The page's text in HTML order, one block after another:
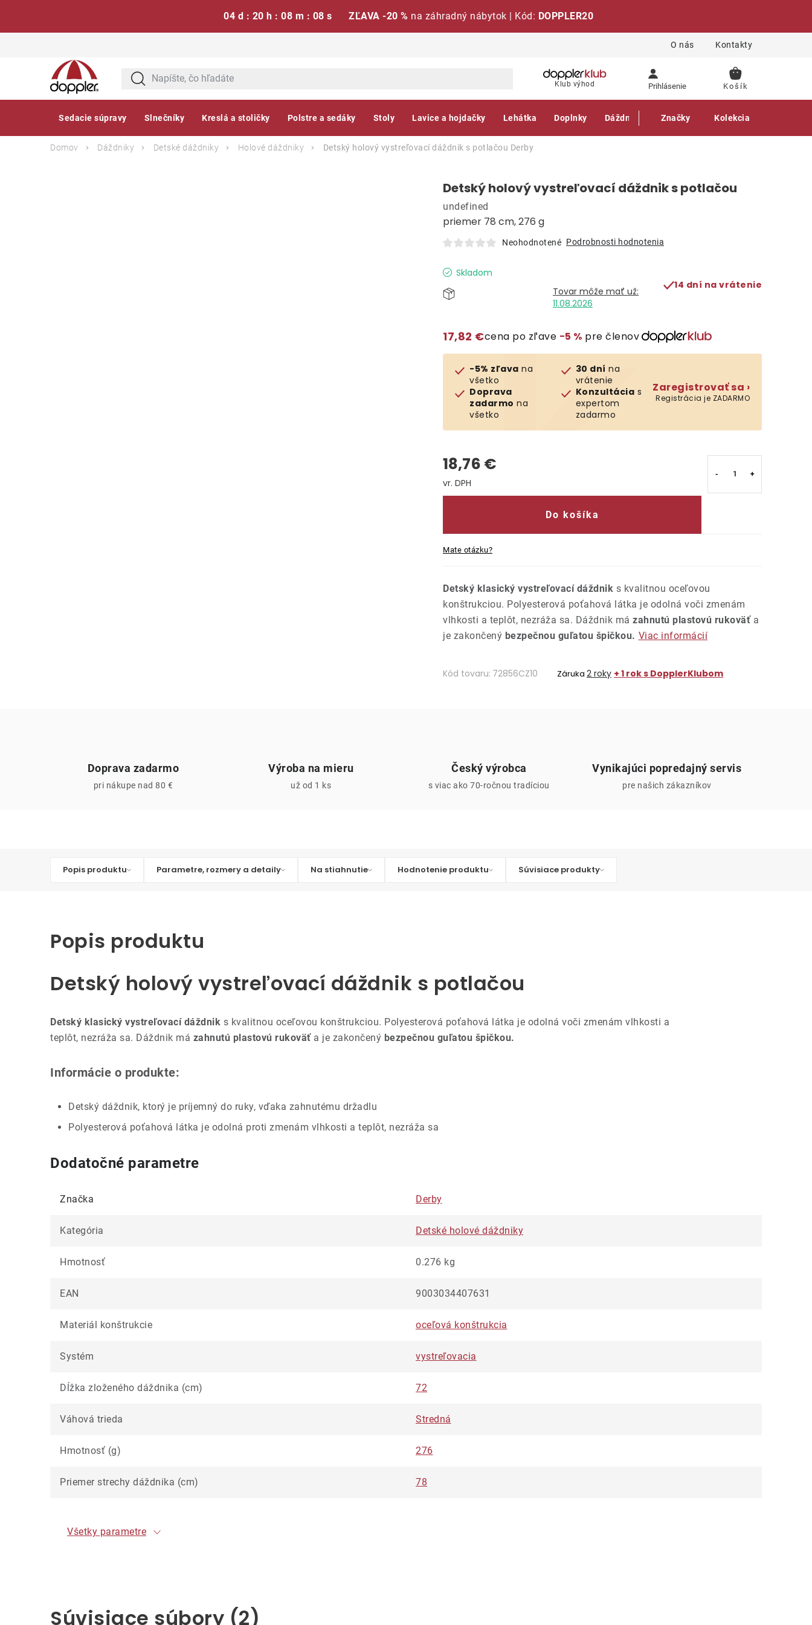
04 d : 20 h : 08 m : 07 s ZĽAVA -20 % na záhradný nábytok | Kód: DOPPLER20
O nás Kontakty
Klub výhod Prihlásenie
NÁKUPNÝ
Sedacie súpravy Slnečníky Kreslá a stoličky Polstre a sedáky Stoly Lavice a hojdačky Lehátka Doplnky Dáždniky Gastro produkty
Značky Kolekcia
Domov Dáždniky Detské dáždniky Holové dáždniky Detský holový vystreľovací dáždnik s potlačou Derby
Detský holový vystreľovací dáždnik s potlačou
priemer 78 cm, 276 g
undefined
Neohodnotené Podrobnosti hodnotenia
Skladom
11.08.2026
14 dní na vrátenie
17,82 €cena po zľave −5 % pre členov
-5% zľava na
všetko
Doprava
zadarmo na
všetko
30 dní na
vrátenie
Konzultácia s
expertom
zadarmo
Zaregistrovať sa ›
Registrácia je ZADARMO
18,76 €
Jednotková cena:
Do košíka
Mate otázku?
Detský klasický vystreľovací dáždnik s kvalitnou oceľovou
konštrukciou. Polyesterová poťahová látka je odolná voči zmenám
vlhkosti a teplôt, nezráža sa. Dáždnik má zahnutú plastovú rukoväťa
je zakončený bezpečnou guľatou špičkou. Viac informácií
Kód tovaru: 72856CZ10 Záruka 2 roky + 1 rok s DopplerKlubom
Doprava zadarmo
pri nákupe nad 80 €
Výroba na mieru
už od 1 ks
Český výrobca
s viac ako 70-ročnou tradíciou
Vynikajúci popredajný servis
pre našich zákazníkov
Popis produktu Parametre, rozmery a detaily Na stiahnutie Hodnotenie produktu Súvisiace produkty
Popis produktu
Detský holový vystreľovací dáždnik s potlačou
Detský klasický vystreľovací dáždnik s kvalitnou oceľovou konštrukciou. Polyesterová poťahová látka je odolná voči zmenám vlhkosti a
teplôt, nezráža sa. Dáždnik má zahnutú plastovú rukoväťa je zakončený bezpečnou guľatou špičkou.
Informácie o produkte:
Detský dáždnik, ktorý je príjemný do ruky, vďaka zahnutému držadlu
Polyesterová poťahová látka je odolná proti zmenám vlhkosti a teplôt, nezráža sa
Dodatočné parametre
Značka Derby
Kategória Detské holové dáždniky
Hmotnosť 0.276 kg
EAN 9003034407631
Materiál konštrukcie oceľová konštrukcia
Systém vystreľovacia
Dĺžka zloženého dáždnika (cm) 72
Váhová trieda Stredná
Hmotnosť (g) 276
Priemer strechy dáždnika (cm) 78
Všetky parametre
Súvisiace súbory (2)